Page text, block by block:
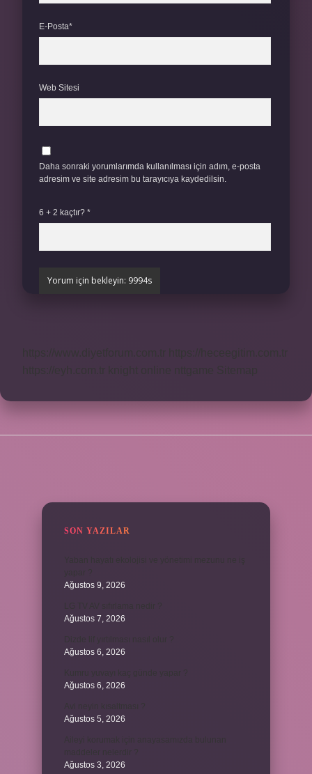
E-Posta*
Web Sitesi
Daha sonraki yorumlarımda kullanılması için adım, e-posta
adresim ve site adresim bu tarayıcıya kaydedilsin.
6 + 2 kaçtır? *
SON YAZILAR
Ağustos 9, 2026
Ağustos 7, 2026
Ağustos 6, 2026
Ağustos 6, 2026
Ağustos 5, 2026
Ağustos 3, 2026